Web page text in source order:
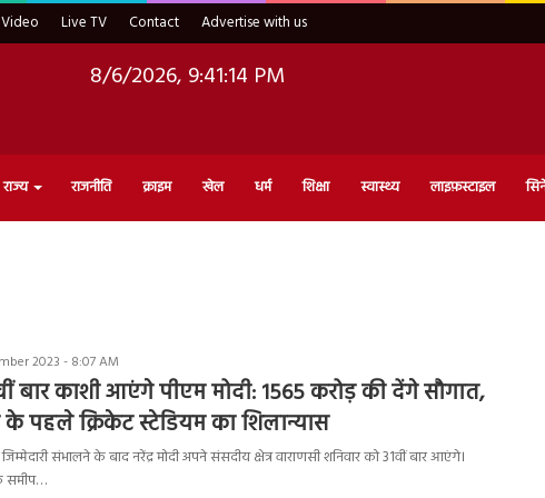
Video Live TV Contact Advertise with us
8/6/2026, 9:41:15 PM
राज्य राजनीति क्राइम खेल धर्म शिक्षा स्वास्थ्य लाइफ़स्टाइल
2023 - 8:07 AM
बार काशी आएंगे पीएम मोदी: 1565 करोड़ की देंगे सौगात,
के पहले क्रिकेट स्टेडियम का शिलान्यास
जिम्मेदारी संभालने के बाद नरेंद्र मोदी अपने संसदीय क्षेत्र वाराणसी शनिवार को 31वीं बार आएंगे।
समीप…